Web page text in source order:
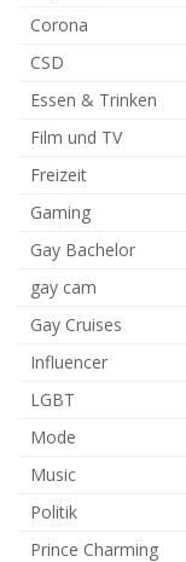
Corona
CSD
Essen & Trinken
Film und TV
Freizeit
Gaming
Gay Bachelor
gay cam
Gay Cruises
Influencer
LGBT
Mode
Music
Politik
Prince Charming